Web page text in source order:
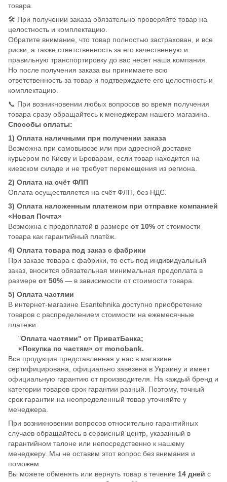
товара.
🛠️ При получении заказа обязательно проверяйте товар на
целостность и комплектацию.
Обратите внимание, что товар полностью застрахован, и все
риски, а также ответственность за его качественную и
правильную транспортировку до вас несет наша компания.
Но после получения заказа вы принимаете всю
ответственность за товар и подтверждаете его целостность и
комплектацию.
📞 При возникновении любых вопросов во время получения
товара сразу обращайтесь к менеджерам нашего магазина.
Способы оплаты:
1) Оплата наличными при получении заказа
Возможна при самовывозе или при адресной доставке
курьером по Киеву и Броварам, если товар находится на
киевском складе и не требует перемещения из региона.
2) Оплата на счёт ФЛП
Оплата осуществляется на счёт ФЛП, без НДС.
3) Оплата наложенным платежом при отправке компанией
«Новая Почта»
Возможна с предоплатой в размере от 10% от стоимости
товара как гарантийный платёж.
4) Оплата товара под заказ с фабрики
При заказе товара с фабрики, то есть под индивидуальный
заказ, вносится обязательная минимальная предоплата в
размере от 50% — в зависимости от стоимости товара.
5) Оплата частями
В интернет-магазине Esantehnika доступно приобретение
товаров с распределением стоимости на ежемесячные
платежи:
"Оплата частями" от ПриватБанка;
«Покупка по частям» от monobank.
Вся продукция представленная у нас в магазине
сертифицирована, официально завезена в Украину и имеет
официальную гарантию от производителя. На каждый бренд и
категории товаров срок гарантии разный. Поэтому, точный
срок гарантии на неопределенный товар уточняйте у
менеджера.
При возникновении вопросов относительно гарантийных
случаев обращайтесь в сервисный центр, указанный в
гарантийном талоне или непосредственно к нашему
менеджеру. Мы не оставим этот вопрос без внимания и
поможем.
Вы можете обменять или вернуть товар в течение 14 дней с